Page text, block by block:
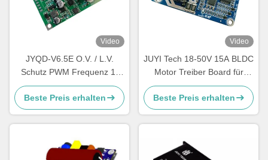
Video
JYQD-V6.5E O.V. / L.V.
Schutz PWM Frequenz 1-
20KHZ
Beste Preis erhalten
Video
JUYI Tech 18-50V 15A BLDC
Motor Treiber Board für
sensorloser Bürstenloser
Gleichstrommotor,
Gleichstrommotor Controller
Beste Preis erhalten